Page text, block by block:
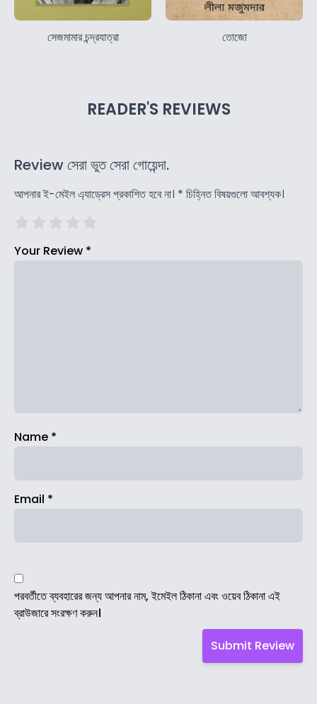
সেজমামার চন্দ্রযাত্রা তোজো
READER'S REVIEWS
Review সেরা ভুত সেরা গোয়েন্দা.
আপনার ই-মেইল এ্যাড্রেস প্রকাশিত হবে না। * চিহ্নিত বিষয়গুলো আবশ্যক।
Your Review *
Name *
Email *
পরবর্তীতে ব্যবহারের জন্য আপনার নাম, ইমেইল ঠিকানা এবং ওয়েব ঠিকানা এই
ব্রাউজারে সংরক্ষণ করুন।